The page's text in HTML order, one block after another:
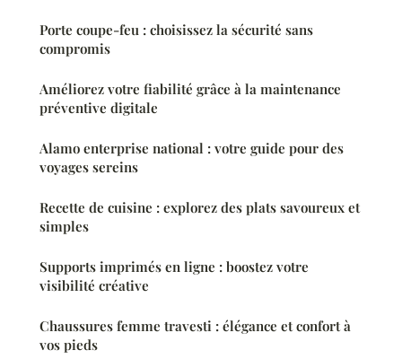
Porte coupe-feu : choisissez la sécurité sans
compromis
Améliorez votre fiabilité grâce à la maintenance
préventive digitale
Alamo enterprise national : votre guide pour des
voyages sereins
Recette de cuisine : explorez des plats savoureux et
simples
Supports imprimés en ligne : boostez votre
visibilité créative
Chaussures femme travesti : élégance et confort à
vos pieds